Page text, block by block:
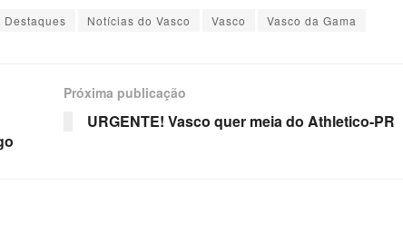
Destaques Notícias do Vasco Vasco Vasco da Gama
Próxima publicação
URGENTE! Vasco quer meia do Athletico-PR